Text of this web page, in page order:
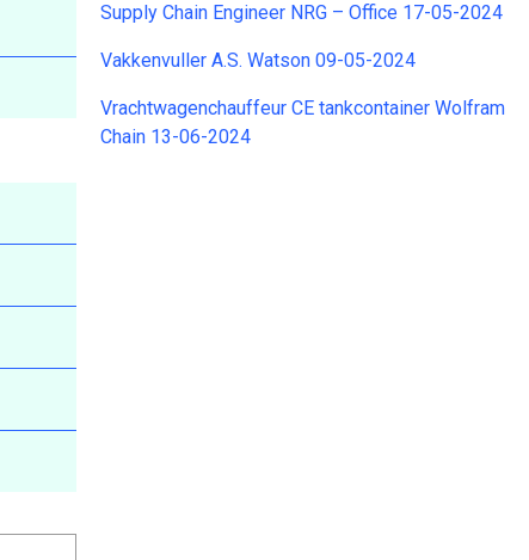
Supply Chain Engineer NRG – Office 17-05-2024
Vakkenvuller A.S. Watson 09-05-2024
Vrachtwagenchauffeur CE tankcontainer Wolfram
Chain 13-06-2024